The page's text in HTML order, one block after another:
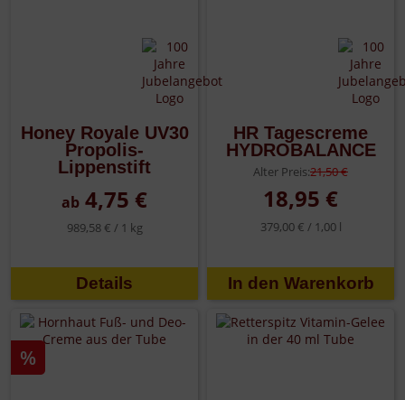
Honey Royale UV30
Propolis-
Lippenstift
ab 4,75 €
989,58 € / 1 kg
Details
HR Tagescreme
HYDROBALANCE
Alter Preis:21,50 €
18,95 €
379,00 € / 1,00 l
%